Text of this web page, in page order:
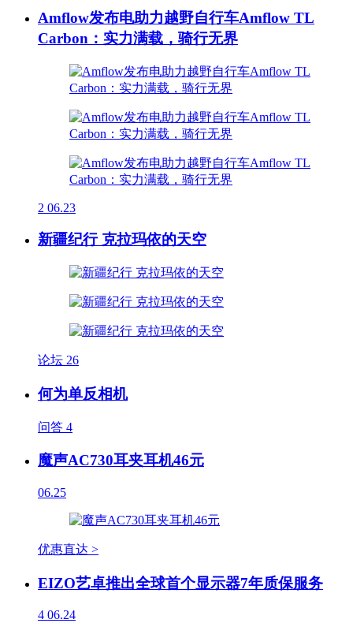
Amflow发布电助力越野自行车Amflow TL
Carbon：实力满载，骑行无界
2 06.23
新疆纪行 克拉玛依的天空
论坛 26
何为单反相机
问答 4
魔声AC730耳夹耳机46元
06.25
优惠直达 >
EIZO艺卓推出全球首个显示器7年质保服务
4 06.24